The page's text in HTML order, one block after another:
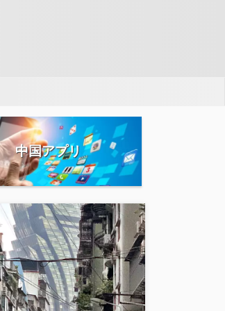
中国アプリ